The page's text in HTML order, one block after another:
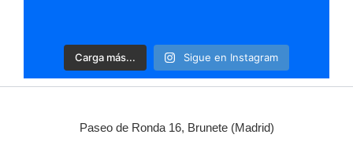
Carga más... Sigue en Instagram
Paseo de Ronda 16, Brunete (Madrid)